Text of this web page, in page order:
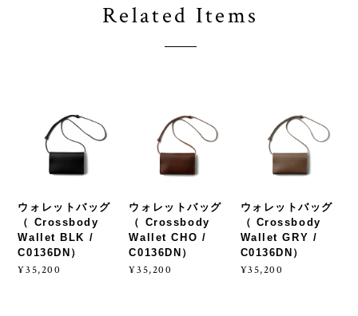
Related Items
ウォレットバッグ
（ Crossbody
Wallet BLK /
C0136DN）
¥35,200
ウォレットバッグ
（ Crossbody
Wallet CHO /
C0136DN）
¥35,200
ウォレットバッグ
（ Crossbody
Wallet GRY /
C0136DN）
¥35,200